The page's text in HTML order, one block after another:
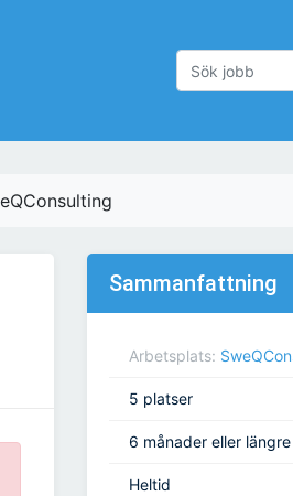
Sammanfattning
Arbetsplats:
5 platser
6 månader eller längre
Heltid